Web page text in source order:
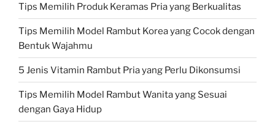
Tips Memilih Produk Keramas Pria yang Berkualitas
Tips Memilih Model Rambut Korea yang Cocok dengan
Bentuk Wajahmu
5 Jenis Vitamin Rambut Pria yang Perlu Dikonsumsi
Tips Memilih Model Rambut Wanita yang Sesuai
dengan Gaya Hidup